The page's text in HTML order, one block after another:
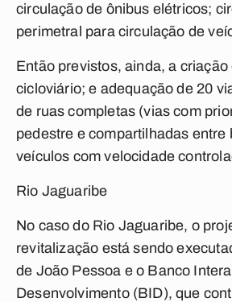
circulação de ônibus elétricos;
perimetral para circulação de
Então previstos, ainda, a criação
cicloviário; e adequação de 20
de ruas completas (vias com
pedestre e compartilhadas entre
veículos com velocidade
Rio Jaguaribe
No caso do Rio Jaguaribe, o
revitalização está sendo
de João Pessoa e o Banco
Desenvolvimento (BID), que